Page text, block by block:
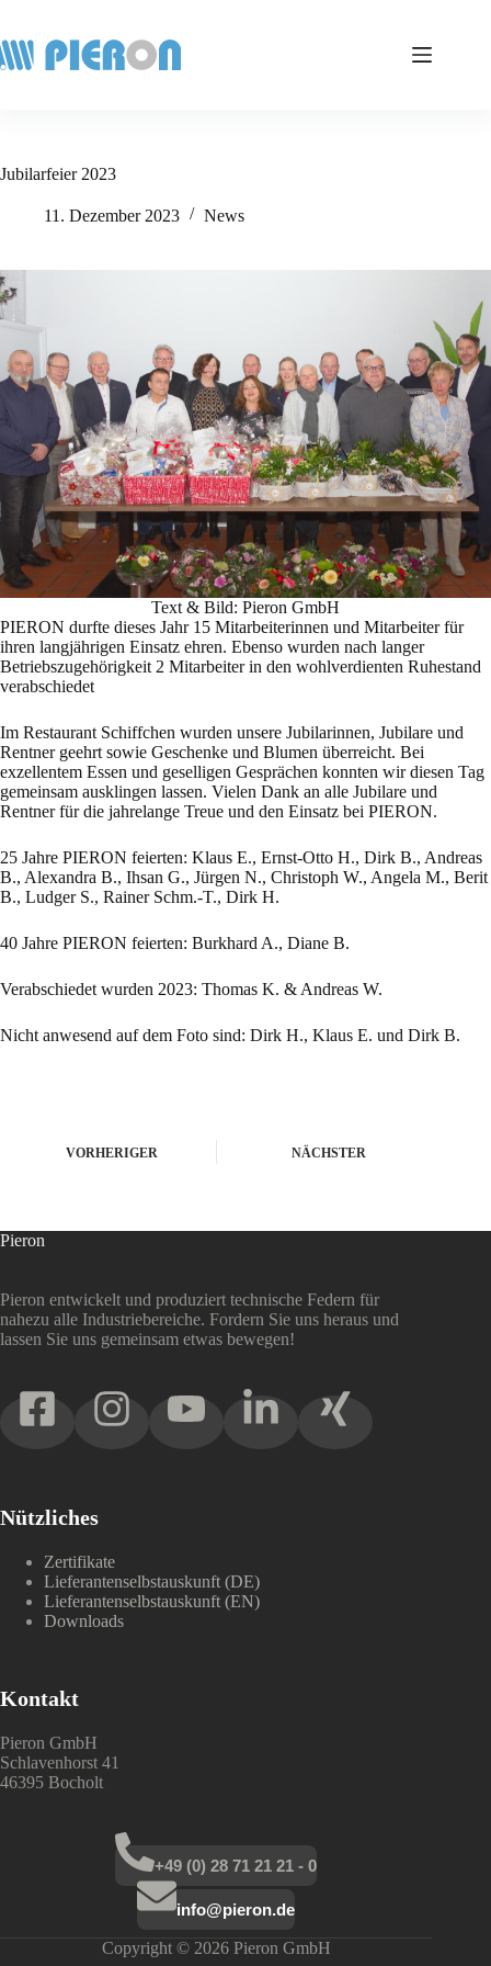
springen
Jubilarfeier 2023
11. Dezember 2023 News
Text & Bild: Pieron GmbH
PIERON durfte dieses Jahr 15 Mitarbeiterinnen und Mitarbeiter für
ihren langjährigen Einsatz ehren. Ebenso wurden nach langer
Betriebszugehörigkeit 2 Mitarbeiter in den wohlverdienten Ruhestand
verabschiedet
Im Restaurant Schiffchen wurden unsere Jubilarinnen, Jubilare und
Rentner geehrt sowie Geschenke und Blumen überreicht. Bei
exzellentem Essen und geselligen Gesprächen konnten wir diesen Tag
gemeinsam ausklingen lassen. Vielen Dank an alle Jubilare und
Rentner für die jahrelange Treue und den Einsatz bei PIERON.
25 Jahre PIERON feierten: Klaus E., Ernst-Otto H., Dirk B., Andreas
B., Alexandra B., Ihsan G., Jürgen N., Christoph W., Angela M., Berit
B., Ludger S., Rainer Schm.-T., Dirk H.
40 Jahre PIERON feierten: Burkhard A., Diane B.
Verabschiedet wurden 2023: Thomas K. & Andreas W.
Nicht anwesend auf dem Foto sind: Dirk H., Klaus E. und Dirk B.
VORHERIGER NÄCHSTER
Pieron
Pieron entwickelt und produziert technische Federn für
nahezu alle Industriebereiche. Fordern Sie uns heraus und
lassen Sie uns gemeinsam etwas bewegen!
Nützliches
Zertifikate
Lieferantenselbstauskunft (DE)
Lieferantenselbstauskunft (EN)
Downloads
Kontakt
Pieron GmbH
Schlavenhorst 41
46395 Bocholt
+49 (0) 28 71 21 21 - 0
info@pieron.de
Copyright © 2026 Pieron GmbH